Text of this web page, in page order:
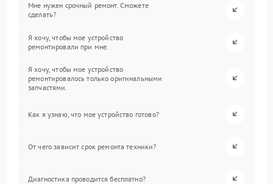
Мне нужен срочный ремонт. Сможете
сделать?
Я хочу, чтобы мое устройство
ремонтировали при мне.
Я хочу, чтобы мое устройство
ремонтировалось только оригинальными
запчастями.
Как я узнаю, что мое устройство готово?
От чего зависит срок ремонта техники?
Диагностика проводится бесплатно?